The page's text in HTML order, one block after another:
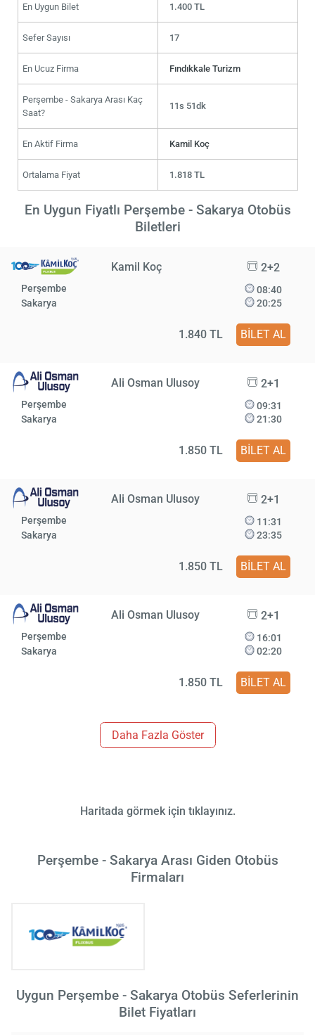
En Uygun Bilet 1.400 TL
Sefer Sayısı 17
En Ucuz Firma Fındıkkale Turizm
Perşembe - Sakarya Arası Kaç
Saat?
11s 51dk
En Aktif Firma Kamil Koç
Ortalama Fiyat 1.818 TL
En Uygun Fiyatlı Perşembe - Sakarya Otobüs
Biletleri
Kamil Koç 2+2
Perşembe
Sakarya
08:40
20:25
1.840 TL BİLET AL
Ali Osman Ulusoy 2+1
Perşembe
Sakarya
09:31
21:30
1.850 TL BİLET AL
Ali Osman Ulusoy 2+1
Perşembe
Sakarya
11:31
23:35
1.850 TL BİLET AL
Ali Osman Ulusoy 2+1
Perşembe
Sakarya
16:01
02:20
1.850 TL BİLET AL
Daha Fazla Göster
Haritada görmek için tıklayınız.
Perşembe - Sakarya Arası Giden Otobüs
Firmaları
Uygun Perşembe - Sakarya Otobüs Seferlerinin
Bilet Fiyatları